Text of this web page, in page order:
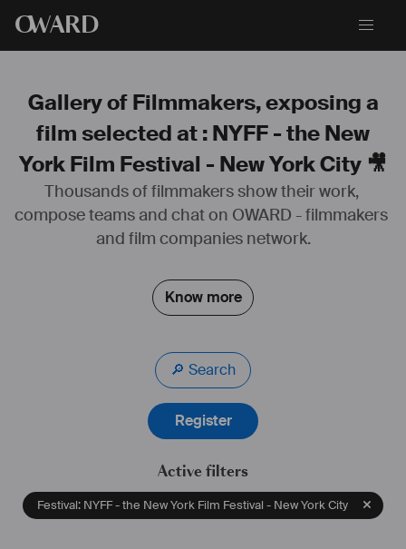
OWARD
Gallery of Filmmakers, exposing a
film selected at : NYFF - the New
York Film Festival - New York City 🎥
Thousands of filmmakers show their work,
compose teams and chat on OWARD - filmmakers
and film companies network.
Know more
🔎 Search
Register
Active filters
Festival: NYFF - the New York Film Festival - New York City
#scénariste #réalisateur